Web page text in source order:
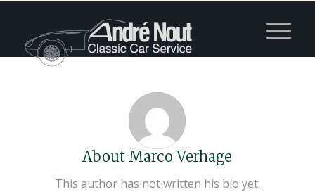
About Marco Verhage
This author has not written his bio yet.